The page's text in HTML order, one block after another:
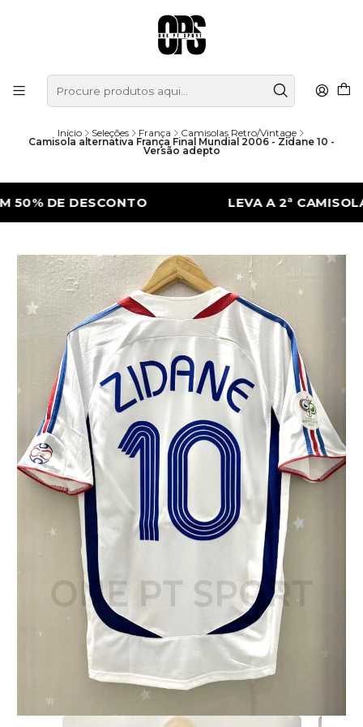
Início Seleções França Camisolas Retro/Vintage
Camisola alternativa França Final Mundial 2006 - Zidane 10 -
Versão adepto
DESCONTO LEVA A 2ª CAMISOLA COM